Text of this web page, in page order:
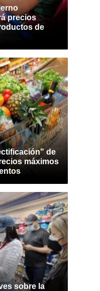
precios
de
de
máximos
sobre la